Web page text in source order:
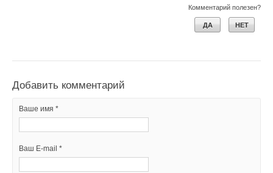
Комментарий полезен?
ДА НЕТ
Добавить комментарий
Ваше имя *
Ваш E-mail *